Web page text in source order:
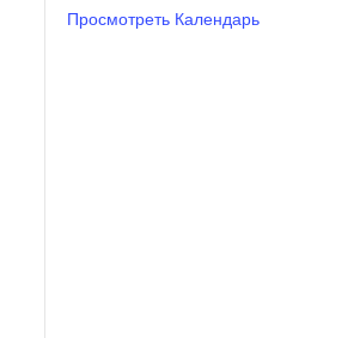
Просмотреть Календарь